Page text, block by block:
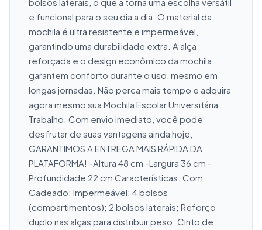
e funcional para o seu dia a dia. O material da
mochila é ultra resistente e impermeável,
garantindo uma durabilidade extra. A alça
reforçada e o design econômico da mochila
garantem conforto durante o uso, mesmo em
longas jornadas. Não perca mais tempo e adquira
agora mesmo sua Mochila Escolar Universitária
Trabalho. Com envio imediato, você pode
desfrutar de suas vantagens ainda hoje,
GARANTIMOS A ENTREGA MAIS RÁPIDA DA
PLATAFORMA! -Altura 48 cm -Largura 36 cm -
Profundidade 22 cm Características: Com
Cadeado; Impermeável; 4 bolsos
(compartimentos); 2 bolsos laterais; Reforço
duplo nas alças para distribuir peso; Cinto de